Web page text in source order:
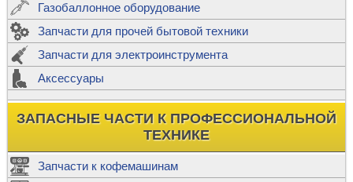
Газобаллонное оборудование
Запчасти для прочей бытовой техники
Запчасти для электроинструмента
Аксессуары
ЗАПАСНЫЕ ЧАСТИ К ПРОФЕССИОНАЛЬНОЙ
ТЕХНИКЕ
Запчасти к кофемашинам